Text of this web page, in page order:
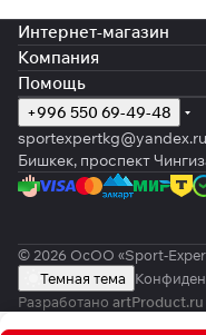
Интернет-магазин
Компания
Помощь
+996 550 69-49-48
sportexpertkg@yandex.ru
Бишкек, проспект
© 2026 ОсОО «Sport-
Темная тема
Разработано artProduct.ru